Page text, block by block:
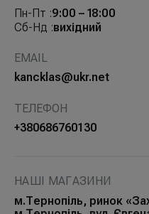
Пн-Пт :9:00 – 18:00
Сб-Нд :вихідний
EMAIL
kancklas@ukr.net
ТЕЛЕФОН
+380686760130
НАШІ МАГАЗИНИ
м.Тернопіль, ринок